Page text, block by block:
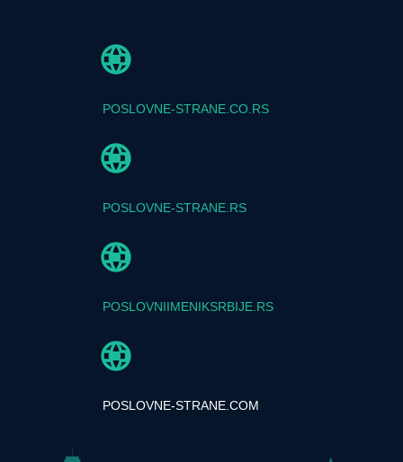
POSLOVNE-STRANE.CO.RS
POSLOVNE-STRANE.RS
POSLOVNIIMENIKSRBIJE.RS
POSLOVNE-STRANE.COM